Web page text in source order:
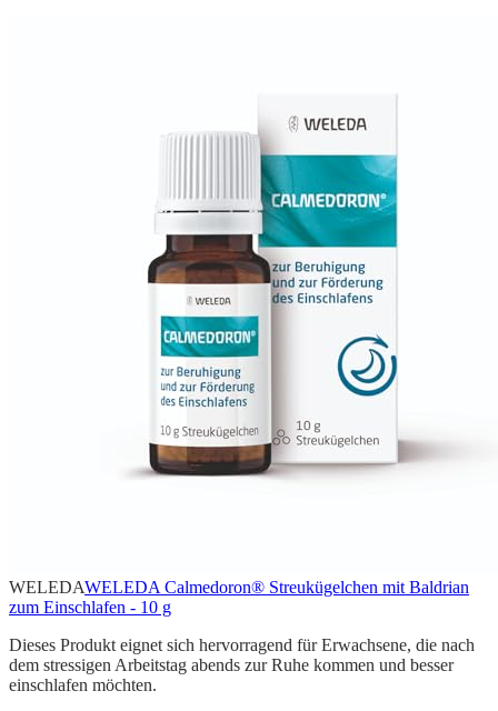
WELEDAWELEDA Calmedoron® Streukügelchen mit Baldrian
zum Einschlafen - 10 g
Dieses Produkt eignet sich hervorragend für Erwachsene, die nach
dem stressigen Arbeitstag abends zur Ruhe kommen und besser
einschlafen möchten.